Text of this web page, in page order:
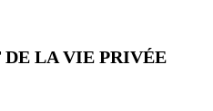
DE LA VIE PRIVÉE